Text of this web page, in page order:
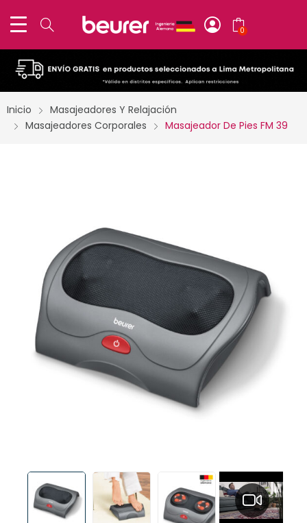
0
Inicio
Masajeadores Y Relajación
Masajeadores Corporales
Masajeador De Pies FM 39